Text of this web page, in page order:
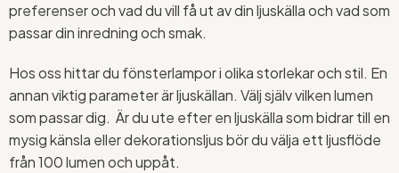
preferenser och vad du vill få ut av din ljuskälla och vad som
passar din inredning och smak.
Hos oss hittar du fönsterlampor i olika storlekar och stil. En
annan viktig parameter är ljuskällan. Välj själv vilken lumen
som passar dig. Är du ute efter en ljuskälla som bidrar till en
mysig känsla eller dekorationsljus bör du välja ett ljusflöde
från 100 lumen och uppåt.